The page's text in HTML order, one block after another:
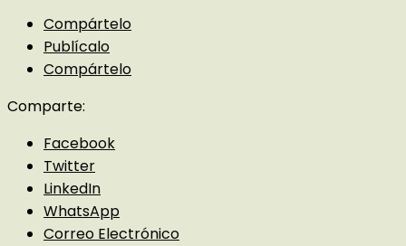
Compártelo
Publícalo
Compártelo
Comparte:
Facebook
Twitter
LinkedIn
WhatsApp
Correo Electrónico